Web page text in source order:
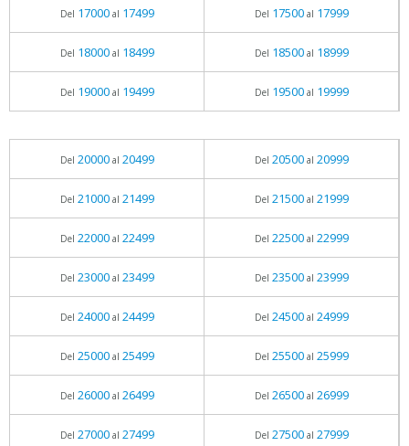
Del 17000al 17499 Del 17500al 17999
Del 18000al 18499 Del 18500al 18999
Del 19000al 19499 Del 19500al 19999
Del 20000al 20499 Del 20500al 20999
Del 21000al 21499 Del 21500al 21999
Del 22000al 22499 Del 22500al 22999
Del 23000al 23499 Del 23500al 23999
Del 24000al 24499 Del 24500al 24999
Del 25000al 25499 Del 25500al 25999
Del 26000al 26499 Del 26500al 26999
Del 27000al 27499 Del 27500al 27999